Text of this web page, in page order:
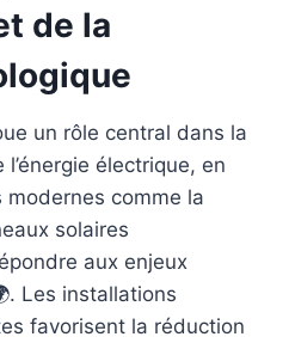
de la
un rôle central dans la
électrique, en
comme la
solaires
aux enjeux
Les installations
favorisent la réduction